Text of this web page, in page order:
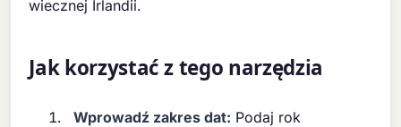
wiecznej Irlandii.
Jak korzystać z tego narzędzia
Wprowadź zakres dat: Podaj rok